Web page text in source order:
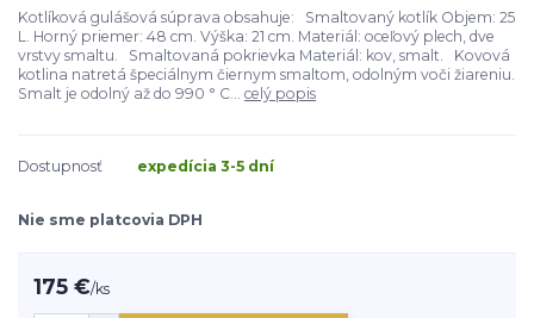
Kotlíková gulášová súprava obsahuje: Smaltovaný kotlík Objem: 25
L. Horný priemer: 48 cm. Výška: 21 cm. Materiál: oceľový plech, dve
vrstvy smaltu. Smaltovaná pokrievka Materiál: kov, smalt. Kovová
kotlina natretá špeciálnym čiernym smaltom, odolným voči žiareniu.
Smalt je odolný až do 990 ° C... celý popis
Dostupnosť expedícia 3-5 dní
Nie sme platcovia DPH
175 €/ks